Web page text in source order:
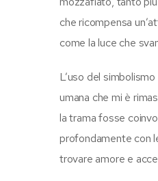
che ricompensa
come la luce che
L’uso del
umana che mi è
la trama fosse
profondamente con
trovare amore e